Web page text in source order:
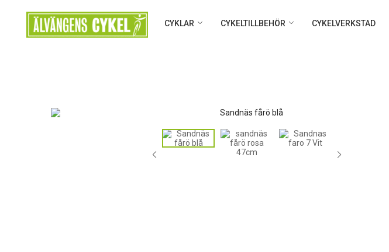
CYKLAR CYKELTILLBEHÖR CYKELVERKSTAD